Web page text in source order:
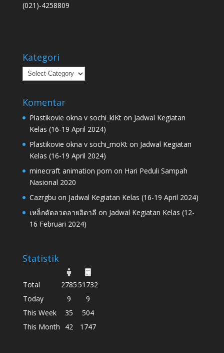
(021)-4258809
Kategori
Kategori
Komentar
Plastikovie okna v sochi_klKton Jadwal Kegiatan
Kelas (16-19 April 2024)
Plastikovie okna v sochi_moKton Jadwal Kegiatan
Kelas (16-19 April 2024)
minecraft animation porn on Hari Peduli Sampah
Nasional 2020
Cazrgbu on Jadwal Kegiatan Kelas (16-19 April 2024)
เหล็กดัดลวดลายอิตาลี on Jadwal Kegiatan Kelas (12-
16 Februari 2024)
Statistik
Total 278551732
Today
9
9
This Week
35
504
This Month
42 1747